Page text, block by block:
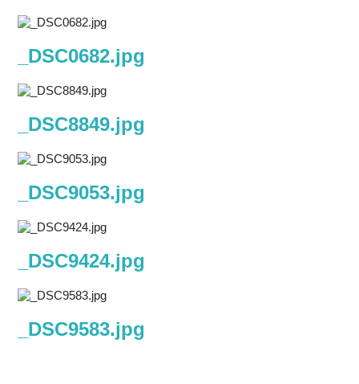
_DSC0682.jpg
_DSC8849.jpg
_DSC9053.jpg
_DSC9424.jpg
_DSC9583.jpg